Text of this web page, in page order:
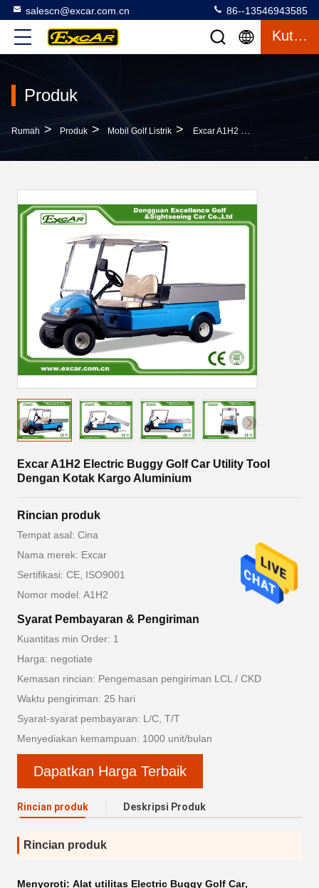
salescn@excar.com.cn 86--13546943585
Kutipan
Produk
Rumah > Produk > Mobil Golf Listrik > Excar A1H2 Electric Buggy Golf Car Utility Tool Dengan Kotak Kargo Aluminium
Excar A1H2 Electric Buggy Golf Car Utility Tool
Dengan Kotak Kargo Aluminium
Rincian produk
Tempat asal: Cina
Nama merek: Excar
Sertifikasi: CE, ISO9001
Nomor model: A1H2
Syarat Pembayaran & Pengiriman
Kuantitas min Order: 1
Harga: negotiate
Kemasan rincian: Pengemasan pengiriman LCL / CKD
Waktu pengiriman: 25 hari
Syarat-syarat pembayaran: L/C, T/T
Menyediakan kemampuan: 1000 unit/bulan
Dapatkan Harga Terbaik
Rincian produk Deskripsi Produk
Rincian produk
Menyoroti: Alat utilitas Electric Buggy Golf Car,